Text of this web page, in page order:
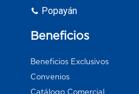
Popayán
Beneficios
Beneficios Exclusivos
Convenios
Catálogo Comercial